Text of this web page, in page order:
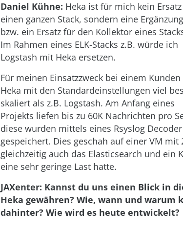
Daniel Kühne: Heka ist für mich kein
einen ganzen Stack, sondern eine Ergänzung
bzw. ein Ersatz für den Kollektor eines
Im Rahmen eines ELK-Stacks z.B. würde ich
Logstash mit Heka ersetzen.
Für meinen Einsatzzweck bei einem
Heka mit den Standardeinstellungen viel
skaliert als z.B. Logstash. Am Anfang eines
Projekts liefen bis zu 60K Nachrichten pro
diese wurden mittels eines Rsyslog
gespeichert. Dies geschah auf einer VM mit
gleichzeitig auch das Elasticsearch und ein
eine sehr geringe Last hatte.
JAXenter: Kannst du uns einen Blick in
Heka gewähren? Wie, wann und warum
dahinter? Wie wird es heute entwickelt?